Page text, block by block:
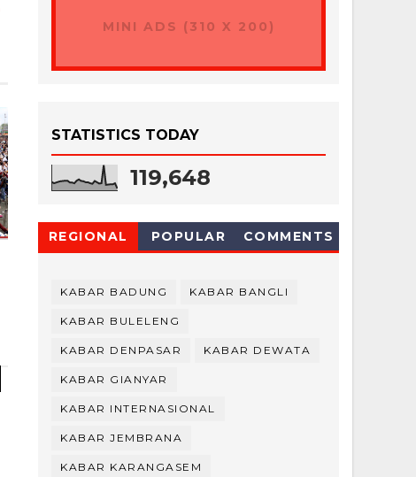
MINI ADS (310 X 200)
STATISTICS TODAY
119,648
REGIONAL POPULAR COMMENTS
KABAR BADUNG KABAR BANGLI
KABAR BULELENG
KABAR DENPASAR KABAR DEWATA
KABAR GIANYAR
KABAR INTERNASIONAL
KABAR JEMBRANA
KABAR KARANGASEM